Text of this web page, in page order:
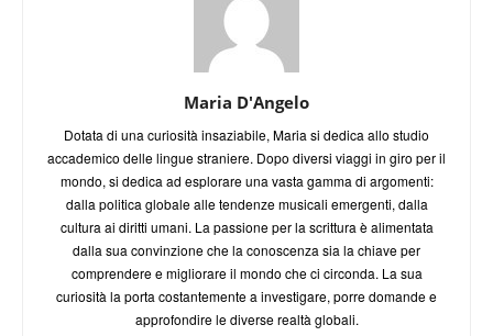
Maria D'Angelo
Dotata di una curiosità insaziabile, Maria si dedica allo studio
accademico delle lingue straniere. Dopo diversi viaggi in giro per il
mondo, si dedica ad esplorare una vasta gamma di argomenti:
dalla politica globale alle tendenze musicali emergenti, dalla
cultura ai diritti umani. La passione per la scrittura è alimentata
dalla sua convinzione che la conoscenza sia la chiave per
comprendere e migliorare il mondo che ci circonda. La sua
curiosità la porta costantemente a investigare, porre domande e
approfondire le diverse realtà globali.